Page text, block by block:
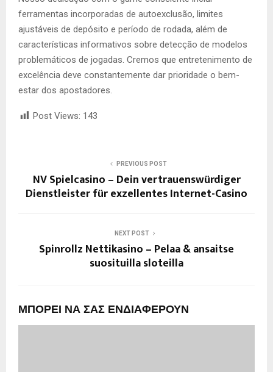
ferramentas incorporadas de autoexclusão, limites
ajustáveis de depósito e período de rodada, além de
características informativos sobre detecção de modelos
problemáticos de jogadas. Cremos que entretenimento de
excelência deve constantemente dar prioridade o bem-
estar dos apostadores.
Post Views: 143
PREVIOUS POST
NV Spielcasino – Dein vertrauenswürdiger
Dienstleister für exzellentes Internet-Casino
NEXT POST
Spinrollz Nettikasino – Pelaa & ansaitse
suosituilla sloteilla
ΜΠΟΡΕΙ ΝΑ ΣΑΣ ΕΝΔΙΑΦΕΡΟΥΝ